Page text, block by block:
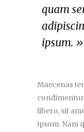
quam
ipsum. »
Maecenas
libero, sit
ipsum. Nam